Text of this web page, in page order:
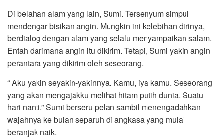
Di belahan alam yang lain, Sumi. Tersenyum simpul
mendengar bisikan angin. Mungkin ini kelebihan dirinya,
berdialog dengan alam yang selalu menyampaikan salam.
Entah darimana angin itu dikirim. Tetapi, Sumi yakin angin
perantara yang dikirim oleh seseorang.
“ Aku yakin seyakin-yakinnya. Kamu, iya kamu. Seseorang
yang akan mengajakku melihat hitam putih dunia. Suatu
hari nanti.” Sumi berseru pelan sambil menengadahkan
wajahnya ke bulan separuh di angkasa yang mulai
beranjak naik.